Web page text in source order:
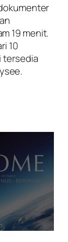
19 menit.
10
tersedia